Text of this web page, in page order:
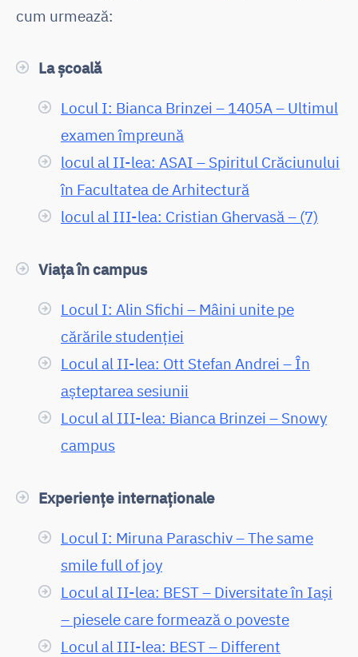
cum urmează:
La școală
Locul I: Bianca Brinzei – 1405A – Ultimul
examen împreună
locul al II-lea: ASAI – Spiritul Crăciunului
în Facultatea de Arhitectură
locul al III-lea: Cristian Ghervasă – (7)
Viața în campus
Locul I: Alin Sfichi – Mâini unite pe
cărările studenției
Locul al II-lea: Ott Stefan Andrei – În
așteptarea sesiunii
Locul al III-lea: Bianca Brinzei – Snowy
campus
Experiențe internaționale
Locul I: Miruna Paraschiv – The same
smile full of joy
Locul al II-lea: BEST – Diversitate în Iași
– piesele care formează o poveste
Locul al III-lea: BEST – Different